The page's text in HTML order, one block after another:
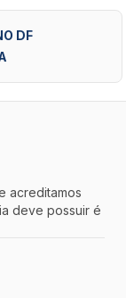
DF
acreditamos
deve possuir é